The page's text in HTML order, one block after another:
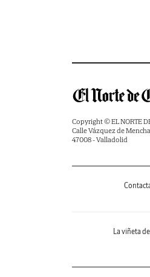
Copyright © EL NORTE
Calle Vázquez de
47008 - Valladolid
La viñeta